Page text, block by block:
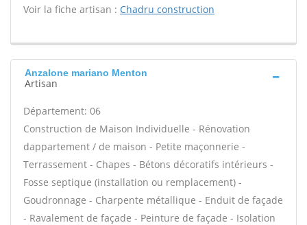
Voir la fiche artisan : Chadru construction
Anzalone mariano Menton
Artisan
Département: 06
Construction de Maison Individuelle - Rénovation
dappartement / de maison - Petite maçonnerie -
Terrassement - Chapes - Bétons décoratifs intérieurs -
Fosse septique (installation ou remplacement) -
Goudronnage - Charpente métallique - Enduit de façade
- Ravalement de façade - Peinture de façade - Isolation